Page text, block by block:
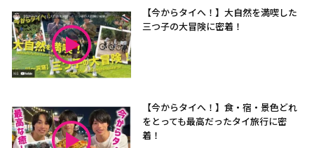
【今からタイへ！】大自然を満喫した
三つ子の大冒険に密着！
【今からタイへ！】食・宿・景色どれ
をとっても最高だったタイ旅行に密
着！